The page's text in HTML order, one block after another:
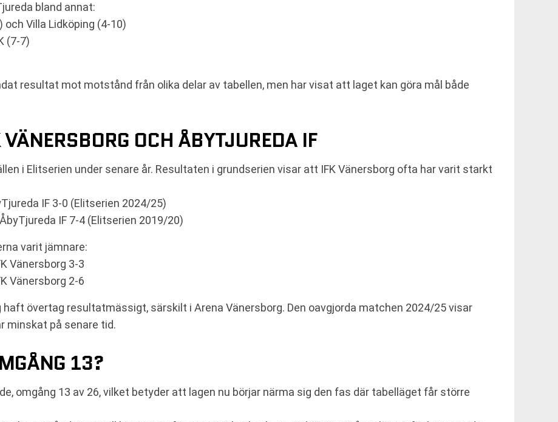
bland annat:
Villa Lidköping (4-10)
(7-7)
resultat mot motstånd från olika delar av tabellen, men har visat att laget kan göra mål både
OCH ÅBYTJUREDA IF
i Elitserien under senare år. Resultaten i grundserien visar att IFK Vänersborg ofta har varit starkt
IF 3-0 (Elitserien 2024/25)
IF 7-4 (Elitserien 2019/20)
varit jämnare:
Vänersborg 3-3
Vänersborg 2-6
övertag resultatmässigt, särskilt i Arena Vänersborg. Den oavgjorda matchen 2024/25 visar
minskat på senare tid.
13?
omgång 13 av 26, vilket betyder att lagen nu börjar närma sig den fas där tabelläget får större